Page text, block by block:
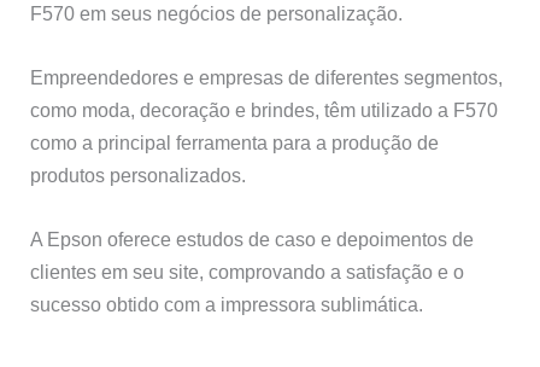
F570 em seus negócios de personalização.
Empreendedores e empresas de diferentes segmentos,
como moda, decoração e brindes, têm utilizado a F570
como a principal ferramenta para a produção de
produtos personalizados.
A Epson oferece estudos de caso e depoimentos de
clientes em seu site, comprovando a satisfação e o
sucesso obtido com a impressora sublimática.